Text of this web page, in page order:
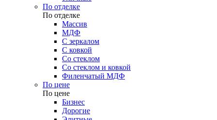
По отделке
По отделке
Массив
МДФ
С зеркалом
С ковкой
Со стеклом
Со стеклом и ковкой
Филенчатый МДФ
По цене
По цене
Бизнес
Дорогие